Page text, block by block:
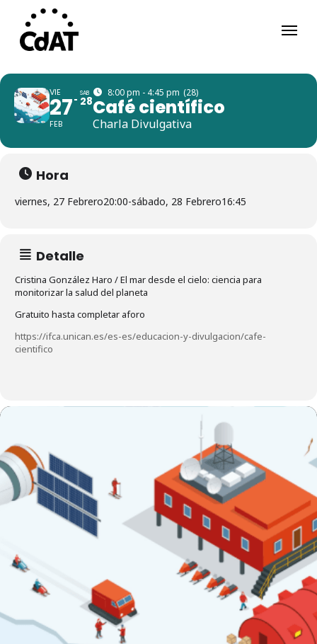
main
Menu
VIE
27
FEB
SAB
28
8:00 pm - 4:45 pm (28)
Café científico
Charla Divulgativa
Hora
viernes, 27 Febrero20:00-sábado, 28 Febrero16:45
Detalle
Cristina González Haro / El mar desde el cielo: ciencia para
monitorizar la salud del planeta
Gratuito hasta completar aforo
https://ifca.unican.es/es-es/educacion-y-divulgacion/cafe-
cientifico